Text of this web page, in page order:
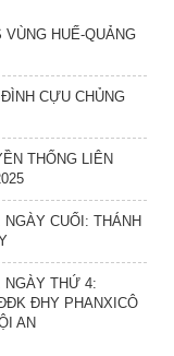
VÙNG HUẾ-QUẢNG
CỰU CHỦNG
THỐNG LIÊN
NGÀY CUỐI: THÁNH
NGÀY THỨ 4:
ĐHY PHANXICÔ
AN